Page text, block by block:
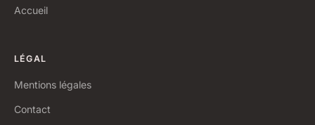
Accueil
LÉGAL
Mentions légales
Contact